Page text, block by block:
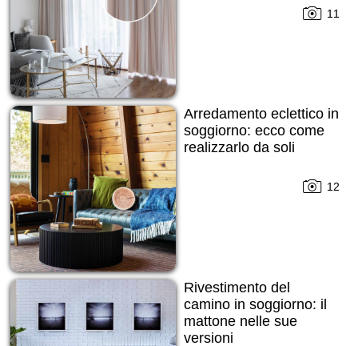
11
Arredamento eclettico in
soggiorno: ecco come
realizzarlo da soli
12
Rivestimento del
camino in soggiorno: il
mattone nelle sue
versioni